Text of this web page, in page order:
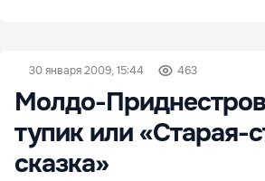
30 января 2009, 15:44 463
Молдо-
тупик или «Старая-
сказка»